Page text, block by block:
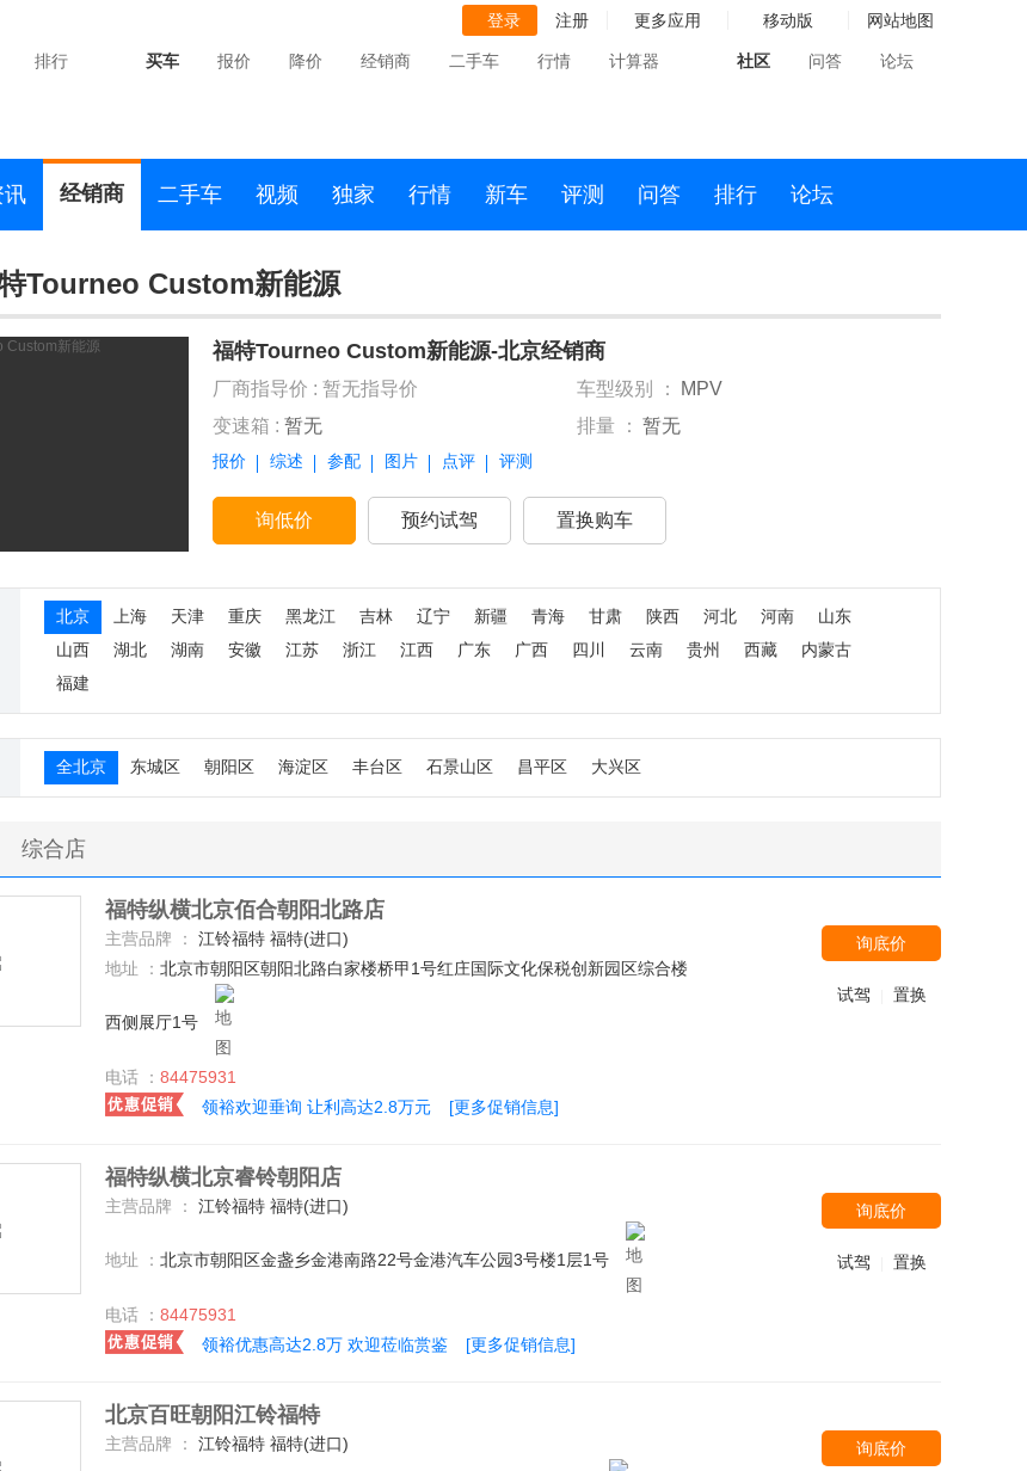
登录 注册 更多应用 移动版 网站地图
排行 买车 报价 降价 经销商 二手车 行情 计算器 社区 问答 论坛
讯 经销商 二手车 视频 独家 行情 新车 评测 问答 排行 论坛
Tourneo Custom新能源
福特Tourneo Custom新能源-北京经销商
厂商指导价 : 暂无指导价 车型级别 ：
MPV
变速箱 : 暂无 排量 ： 暂无
报价 综述 参配 图片 点评 评测
询低价 预约试驾 置换购车
北京 上海 天津 重庆 黑龙江 吉林 辽宁 新疆 青海 甘肃 陕西 河北 河南
山东
山西
湖北 湖南 安徽 江苏 浙江 江西 广东 广西 四川 云南 贵州 西藏
内蒙古
福建
全北京 东城区 朝阳区 海淀区 丰台区 石景山区 昌平区 大兴区
综合店
福特纵横北京佰合朝阳北路店
主营品牌 ：
江铃福特 福特(进口)
地址 ： 北京市朝阳区朝阳北路白家楼桥甲1号红庄国际文化保税创新园区综合楼
西侧展厅1号
电话 ： 84475931
领裕欢迎垂询 让利高达2.8万元
[更多促销信息]
询底价
试驾 置换
福特纵横北京睿铃朝阳店
主营品牌 ： 江铃福特 福特(进口)
地址 ： 北京市朝阳区金盏乡金港南路22号金港汽车公园3号楼1层1号
电话 ： 84475931
领裕优惠高达2.8万 欢迎莅临赏鉴
[更多促销信息]
询底价
试驾 置换
北京百旺朝阳江铃福特
主营品牌 ： 江铃福特 福特(进口) 询底价